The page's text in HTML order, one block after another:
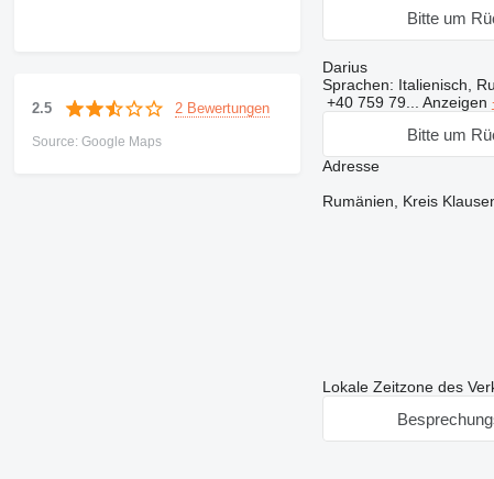
2.5 2 Bewertungen
Source: Google Maps
Bitte um
Darius
Sprachen: Italienisch,
+40 759 79... Anzeigen
Bitte um
Adresse
Rumänien, Kreis
Lokale Zeitzone des